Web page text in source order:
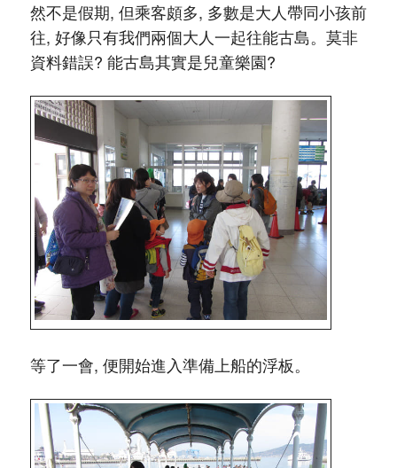
然不是假期, 但乘客頗多, 多數是大人帶同小孩前
往, 好像只有我們兩個大人一起往能古島。莫非
資料錯誤? 能古島其實是兒童樂園?
等了一會, 便開始進入準備上船的浮板。